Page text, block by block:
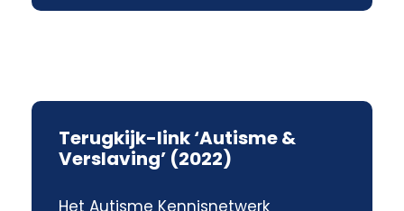
Terugkijk-link ‘Autisme &
Verslaving’ (2022)